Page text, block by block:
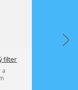
filter
a